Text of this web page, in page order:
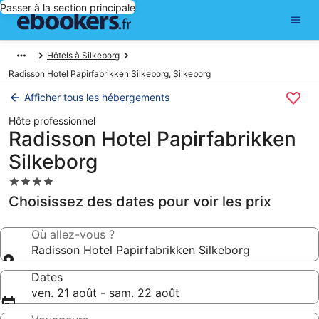
Passer à la section principale
Hôtels à Silkeborg
Radisson Hotel Papirfabrikken Silkeborg, Silkeborg
Afficher tous les hébergements
Hôte professionnel
Radisson Hotel Papirfabrikken
Silkeborg
Hébergement
4.0 étoiles
Choisissez des dates pour voir les prix
Où allez-vous ?
Radisson Hotel Papirfabrikken Silkeborg
Dates
ven. 21 août - sam. 22 août